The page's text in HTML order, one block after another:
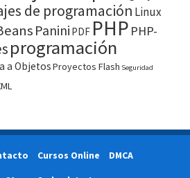
de programación Linux
Panini PDF PHP PHP-
programación
a ObjetosProyectos Flash Seguridad
Cursos Online
DMCA